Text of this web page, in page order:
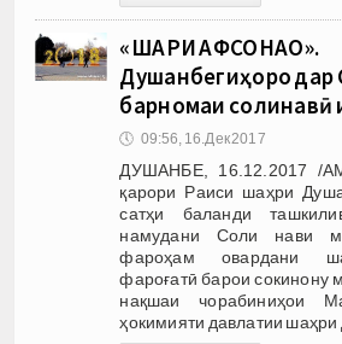
«ШАҲРИ АФСОНАҲО».
Душанбегиҳоро дар
барномаи солинавӣ
🕔 09:56, 16.Дек 2017
ДУШАНБЕ, 16.12.2017 /
қарори Раиси шаҳри
сатҳи баланди
намудани Соли нави
фароҳам овардани
фароғатӣ барои сокинону
нақшаи чорабиниҳои
ҳокимияти давлатии